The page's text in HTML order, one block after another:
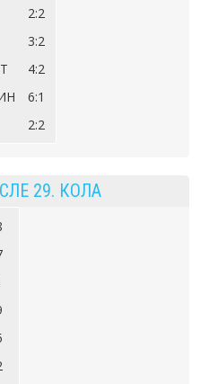
2:2
3:2
4:2
6:1
2:2
29. КОЛА